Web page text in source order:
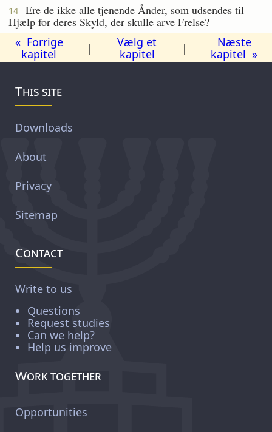
14
Ere de ikke alle tjenende Ånder, som udsendes til
Hjælp for deres Skyld, der skulle arve Frelse?
« Forrige
kapitel
|
Vælg et
kapitel
|
Næste
kapitel »
This site
Downloads
About
Privacy
Sitemap
Contact
Write to us
Questions
Request studies
Can we help?
Help us improve
Work together
Opportunities